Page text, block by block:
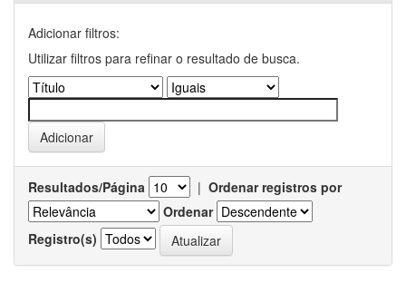
Adicionar filtros:
Utilizar filtros para refinar o resultado de busca.
Resultados/Página | Ordenar registros por
Ordenar
Registro(s)